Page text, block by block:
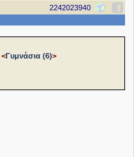
2242023940
<Γυμνάσια (6)>